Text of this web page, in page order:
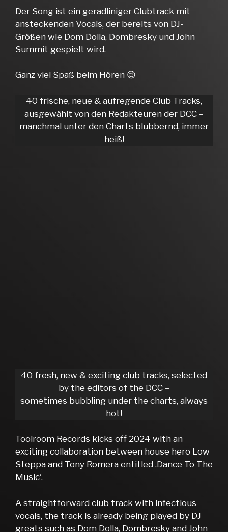
Der Song ist ein geradliniger Clubtrack mit
ansteckenden Vocals, der bereits von DJ-
Größen wie Dom Dolla, Dombresky und John
Summit gespielt wird.
Ganz viel Spaß beim Hören 😉
40 frische, neue & aufregende Club Tracks,
ausgewählt von den Redakteuren der DCC –
manchmal unter den Charts blubbernd, immer
heiß!
40 fresh, new & exciting club tracks, selected
by the editors of the DCC –
sometimes bubbling under the charts, always
hot!
Toolroom Records kicks off 2024 with an
exciting collaboration between house hero Low
Steppa and Tony Romera entitled ‚Dance To The
Music‘.
A straightforward club track with infectious
vocals, the track is already being played by DJ
greats such as Dom Dolla, Dombresky and John